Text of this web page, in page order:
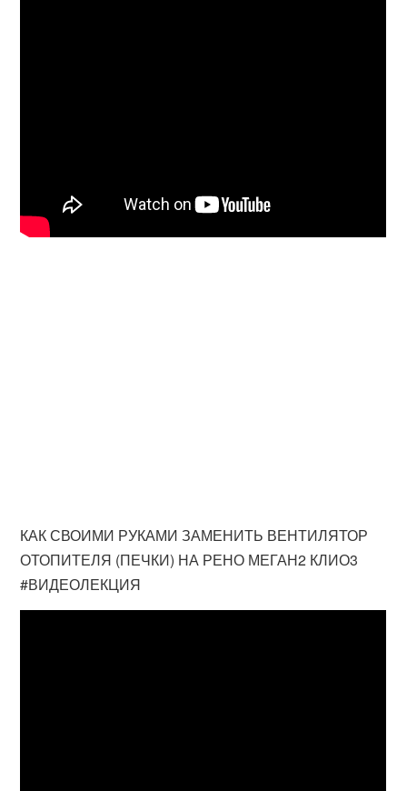
КАК СВОИМИ РУКАМИ ЗАМЕНИТЬ ВЕНТИЛЯТОР
ОТОПИТЕЛЯ (ПЕЧКИ) НА РЕНО МЕГАН2 КЛИО3
#ВИДЕОЛЕКЦИЯ